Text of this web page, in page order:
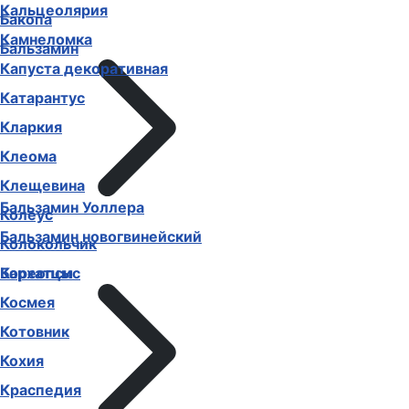
Бакопа
Бальзамин
Бальзамин Уоллера
Бальзамин новогвинейский
Бархатцы
Кальцеолярия
Камнеломка
Капуста декоративная
Катарантус
Кларкия
Клеома
Клещевина
Колеус
Колокольчик
Кореопсис
Космея
Котовник
Кохия
Краспедия